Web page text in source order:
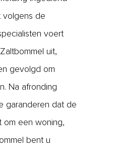
volgens de
voert
uit,
gevolgd om
Na afronding
garanderen dat de
om een woning,
bent u